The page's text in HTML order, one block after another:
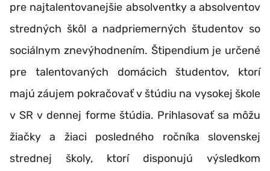
pre najtalentovanejšie absolventky a absolventov
stredných škôl a nadpriemerných študentov so
sociálnym znevýhodnením. Štipendium je určené
pre talentovaných domácich študentov, ktorí
majú záujem pokračovať v štúdiu na vysokej škole
v SR v dennej forme štúdia. Prihlasovať sa môžu
žiačky a žiaci posledného ročníka slovenskej
strednej školy, ktorí disponujú výsledkom